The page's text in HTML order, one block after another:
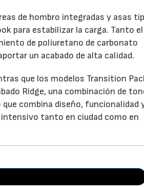
de hombro integradas y asas
para estabilizar la carga. Tanto el
de poliuretano de carbonato
un acabado de alta calidad.
que los modelos Transition
Ridge, una combinación de
combina diseño, funcionalidad
intensivo tanto en ciudad como en